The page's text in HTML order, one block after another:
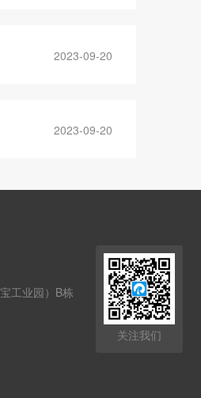
2023-09-20
2023-09-20
工业园）B栋
关注我们